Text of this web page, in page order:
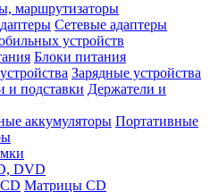
маршрутизаторы
Сетевые адаптеры
устройств
Блоки питания
Зарядные устройства
Держатели и
Портативные
DVD
Матрицы CD